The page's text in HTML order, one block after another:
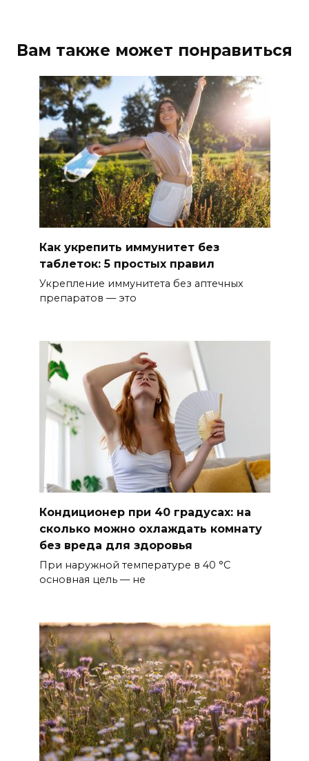
Вам также может понравиться
Как укрепить иммунитет без
таблеток: 5 простых правил
Укрепление иммунитета без аптечных
препаратов — это
Кондиционер при 40 градусах: на
сколько можно охлаждать комнату
без вреда для здоровья
При наружной температуре в 40 °C
основная цель — не